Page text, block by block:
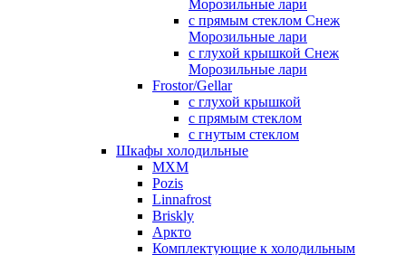
Морозильные лари
с прямым стеклом Снеж
Морозильные лари
с глухой крышкой Снеж
Морозильные лари
Frostor/Gellar
с глухой крышкой
с прямым стеклом
с гнутым стеклом
Шкафы холодильные
МХМ
Pozis
Linnafrost
Briskly
Аркто
Комплектующие к холодильным